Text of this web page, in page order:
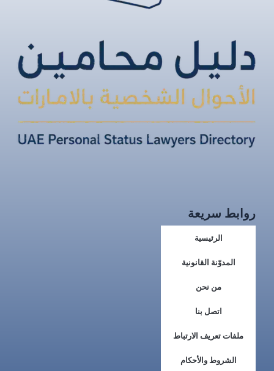
روابط سريعة
الرئيسية
المدوّنة القانونية
من نحن
اتصل بنا
ملفات تعريف الارتباط
الشروط والأحكام